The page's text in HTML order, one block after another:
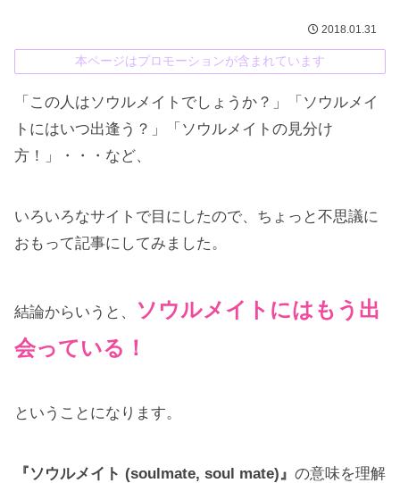
2018.01.31
本ページはプロモーションが含まれています
「この人はソウルメイトでしょうか？」「ソウルメイ
トにはいつ出逢う？」「ソウルメイトの見分け
方！」・・・など、
いろいろなサイトで目にしたので、ちょっと不思議に
おもって記事にしてみました。
結論からいうと、
ソウルメイトにはもう出
会っている！
ということになります。
『ソウルメイト (soulmate, soul mate)』 の意味を理解